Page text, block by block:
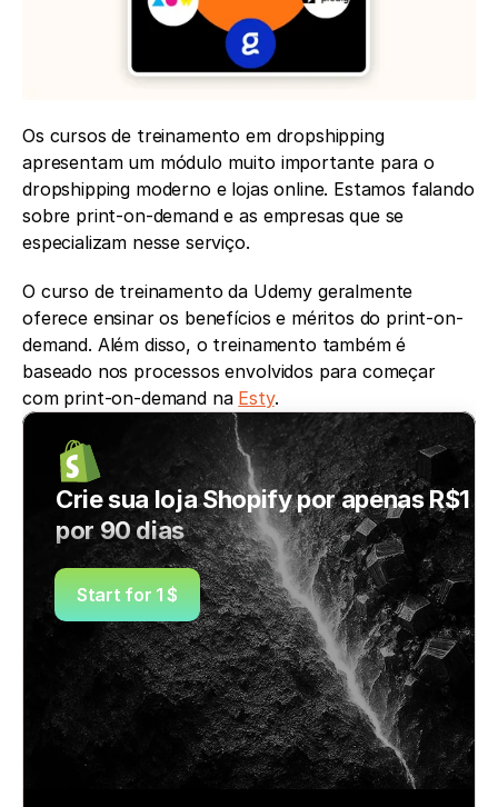
Os cursos de treinamento em dropshipping
apresentam um módulo muito importante para o
dropshipping moderno e lojas online. Estamos falando
sobre print-on-demand e as empresas que se
especializam nesse serviço.
O curso de treinamento da Udemy geralmente
oferece ensinar os benefícios e méritos do print-on-
demand. Além disso, o treinamento também é
baseado nos processos envolvidos para começar
com print-on-demand na Esty.
Crie sua loja Shopify por apenas R$1
por 90 dias
Start for 1 $